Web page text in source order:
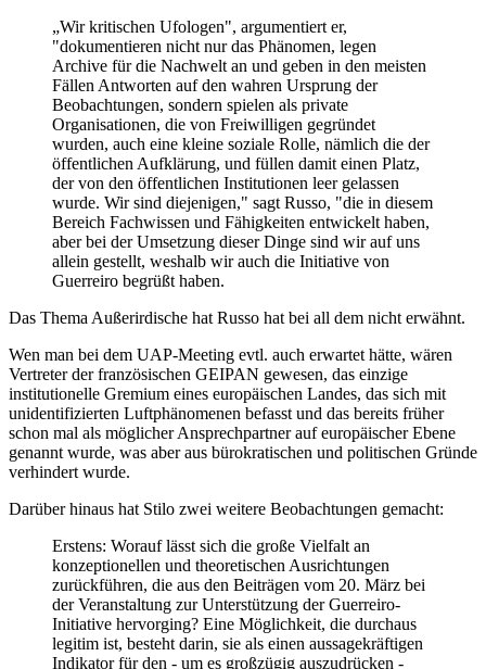
„Wir kritischen Ufologen", argumentiert er,
"dokumentieren nicht nur das Phänomen, legen
Archive für die Nachwelt an und geben in den meisten
Fällen Antworten auf den wahren Ursprung der
Beobachtungen, sondern spielen als private
Organisationen, die von Freiwilligen gegründet
wurden, auch eine kleine soziale Rolle, nämlich die der
öffentlichen Aufklärung, und füllen damit einen Platz,
der von den öffentlichen Institutionen leer gelassen
wurde. Wir sind diejenigen," sagt Russo, "die in diesem
Bereich Fachwissen und Fähigkeiten entwickelt haben,
aber bei der Umsetzung dieser Dinge sind wir auf uns
allein gestellt, weshalb wir auch die Initiative von
Guerreiro begrüßt haben.
Das Thema Außerirdische hat Russo hat bei all dem nicht erwähnt.
Wen man bei dem UAP-Meeting evtl. auch erwartet hätte, wären
Vertreter der französischen GEIPAN gewesen, das einzige
institutionelle Gremium eines europäischen Landes, das sich mit
unidentifizierten Luftphänomenen befasst und das bereits früher
schon mal als möglicher Ansprechpartner auf europäischer Ebene
genannt wurde, was aber aus bürokratischen und politischen Gründe
verhindert wurde.
Darüber hinaus hat Stilo zwei weitere Beobachtungen gemacht:
Erstens: Worauf lässt sich die große Vielfalt an
konzeptionellen und theoretischen Ausrichtungen
zurückführen, die aus den Beiträgen vom 20. März bei
der Veranstaltung zur Unterstützung der Guerreiro-
Initiative hervorging? Eine Möglichkeit, die durchaus
legitim ist, besteht darin, sie als einen aussagekräftigen
Indikator für den - um es großzügig auszudrücken -